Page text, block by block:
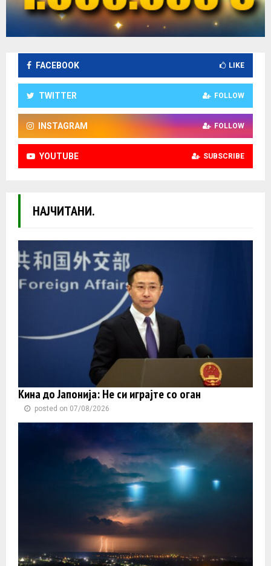
FACEBOOK LIKE
TWITTER FOLLOW
INSTAGRAM FOLLOW
YOUTUBE SUBSCRIBE
НАЈЧИТАНИ.
Кина до Јапонија: Не си играјте со оган
posted on 07/08/2026